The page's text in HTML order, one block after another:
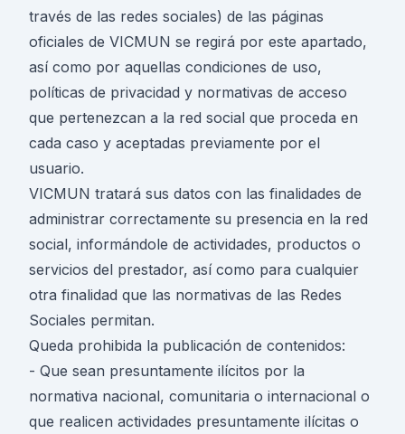
través de las redes sociales) de las páginas
oficiales de VICMUN se regirá por este apartado,
así como por aquellas condiciones de uso,
políticas de privacidad y normativas de acceso
que pertenezcan a la red social que proceda en
cada caso y aceptadas previamente por el
usuario.
VICMUN tratará sus datos con las finalidades de
administrar correctamente su presencia en la red
social, informándole de actividades, productos o
servicios del prestador, así como para cualquier
otra finalidad que las normativas de las Redes
Sociales permitan.
Queda prohibida la publicación de contenidos:
- Que sean presuntamente ilícitos por la
normativa nacional, comunitaria o internacional o
que realicen actividades presuntamente ilícitas o